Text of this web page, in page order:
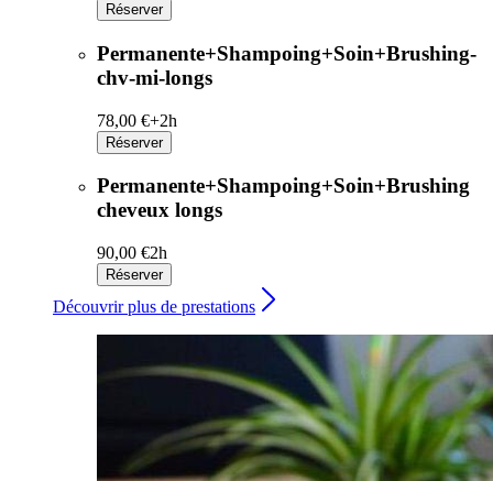
Réserver
Permanente+Shampoing+Soin+Brushing-
chv-mi-longs
78,00 €+2h
Réserver
Permanente+Shampoing+Soin+Brushing
cheveux longs
90,00 €2h
Réserver
Découvrir plus de prestations